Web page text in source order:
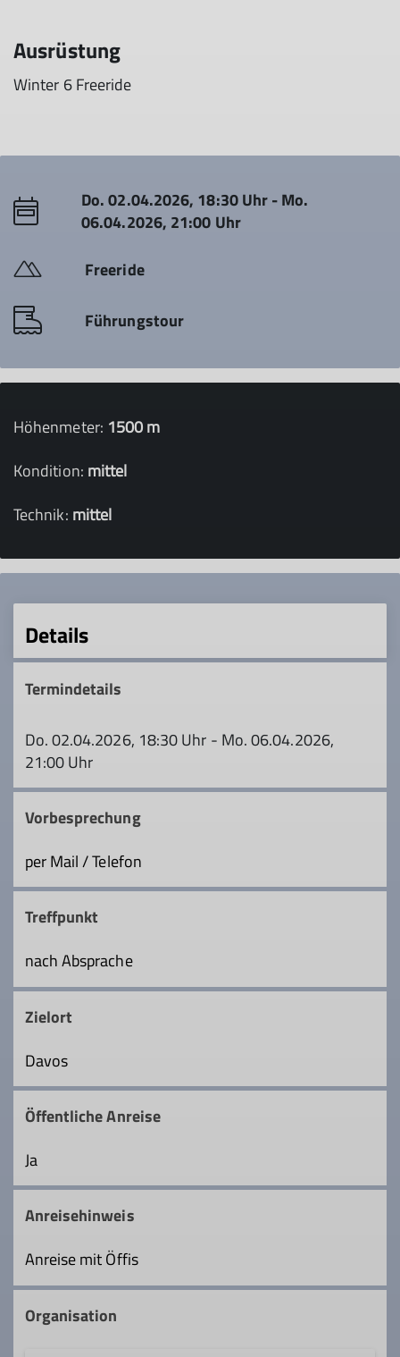
Ausrüstung
Winter 6 Freeride
Do. 02.04.2026, 18:30 Uhr - Mo.
06.04.2026, 21:00 Uhr
Freeride
Führungstour
Höhenmeter: 1500 m
Kondition: mittel
Technik: mittel
Details
Termindetails
Do. 02.04.2026, 18:30 Uhr - Mo. 06.04.2026,
21:00 Uhr
Vorbesprechung
per Mail / Telefon
Treffpunkt
nach Absprache
Zielort
Davos
Öffentliche Anreise
Ja
Anreisehinweis
Anreise mit Öffis
Organisation